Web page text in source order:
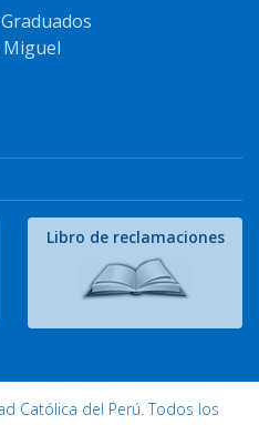
Miguel
Libro de reclamaciones
Católica del Perú. Todos los